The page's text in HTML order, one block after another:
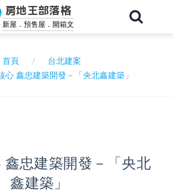
房地王部落格
新屋．預售屋．開箱文
首頁
台北建案
心 鑫忠建築開發－「央北鑫建築」
鑫忠建築開發－「央北
鑫建築」